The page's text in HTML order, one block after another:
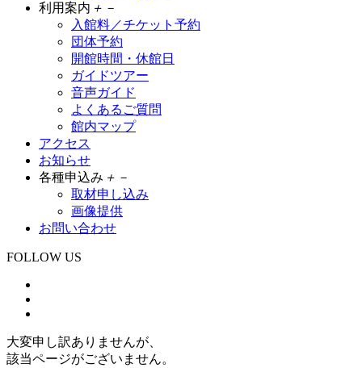
利用案内 ＋ －
入館料／チケット予約
団体予約
開館時間・休館日
ガイドツアー
音声ガイド
よくあるご質問
館内マップ
アクセス
お知らせ
各種申込み ＋ －
取材申し込み
画像提供
お問い合わせ
FOLLOW US
大変申し訳ありませんが、
該当ページがございません。